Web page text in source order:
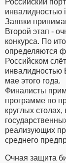
Российский
инвалидностью
Заявки
Второй этап -
конкурса. По
определяются
Российском
инвалидностью
мае этого года.
Финалисты
программе по
круглых
реализующих
среднего
Очная защита